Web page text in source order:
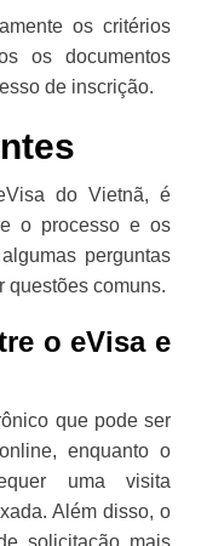
os critérios
os documentos
de inscrição.
do Vietnã, é
o processo e os
perguntas
questões comuns.
o eVisa e
que pode ser
enquanto o
uma visita
Além disso, o